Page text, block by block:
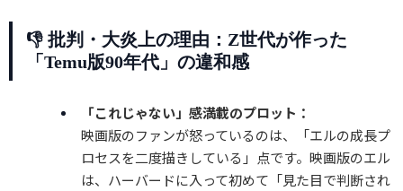
👎 批判・大炎上の理由：Z世代が作った
「Temu版90年代」の違和感
「これじゃない」感満載のプロット：
映画版のファンが怒っているのは、「エルの成長プ
ロセスを二度描きしている」点です。映画版のエル
は、ハーバードに入って初めて「見た目で判断され